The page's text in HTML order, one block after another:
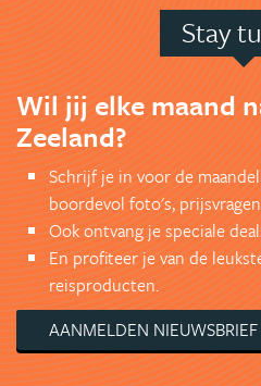
Stay
Wil jij elke maand
Zeeland?
Schrijf je in voor de
boordevol foto's,
Ook ontvang je speciale
En profiteer je van de
reisproducten.
AANMELDEN NIEUWSBRIEF